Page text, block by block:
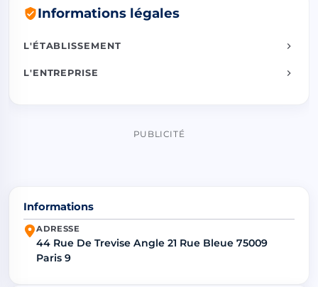
Informations légales
L'ÉTABLISSEMENT
L'ENTREPRISE
PUBLICITÉ
Informations
ADRESSE
44 Rue De Trevise Angle 21 Rue Bleue 75009
Paris 9